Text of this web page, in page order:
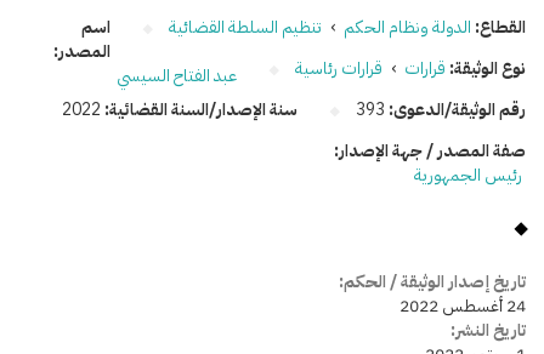
القطاع: الدولة ونظام الحكم › تنظيم السلطة القضائية
نوع الوثيقة: قرارات › قرارات رئاسية
رقم الوثيقة/الدعوى: 393 سنة الإصدار/السنة القضائية: 2022
اسم
المصدر:
عبد الفتاح السيسي
صفة المصدر / جهة الإصدار:
رئيس الجمهورية
تاريخ إصدار الوثيقة / الحكم:
24 أغسطس 2022
تاريخ النشر: